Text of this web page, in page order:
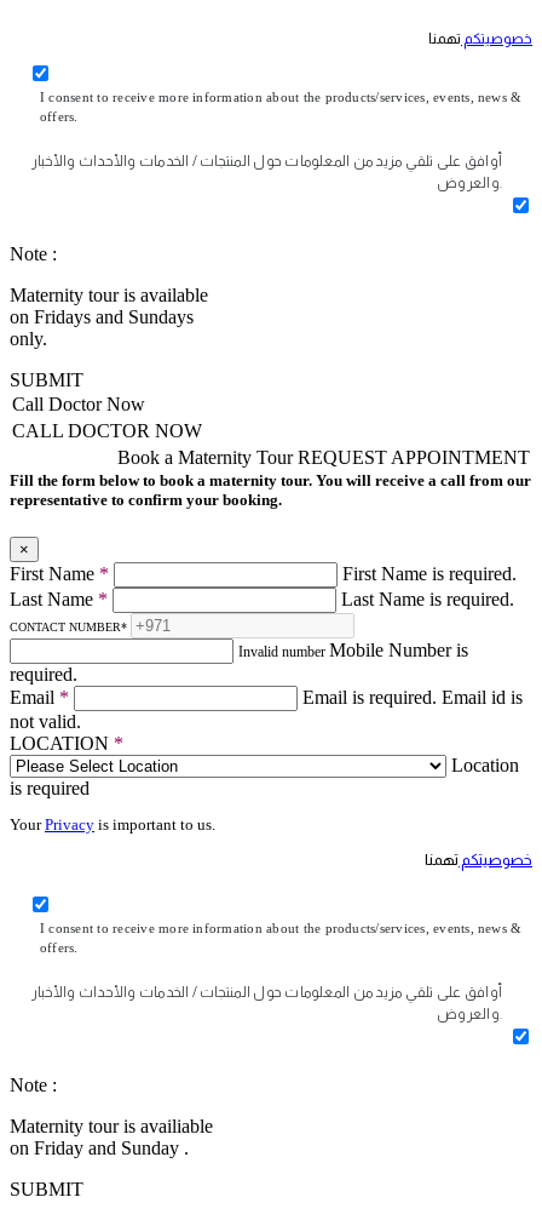
خصوصيتكم تهمنا
I consent to receive more information about the products/services, events, news &
offers.
أوافق على تلقي مزيد من المعلومات حول المنتجات / الخدمات والأحداث والأخبار
والعروض.
Note :
Maternity tour is available
on Fridays and Sundays
only.
SUBMIT
Call Doctor Now
CALL DOCTOR NOW
REQUEST APPOINTMENT
Book a Maternity Tour
Fill the form below to book a maternity tour. You will receive a call from our
representative to confirm your booking.
×
First Name *
First Name is required.
Last Name * Last Name is required.
CONTACT NUMBER*
Invalid number Mobile Number is
required.
Email * Email is required. Email id is
not valid.
LOCATION *
Location
is required
YourPrivacy is important to us.
خصوصيتكم تهمنا
I consent to receive more information about the products/services, events, news &
offers.
أوافق على تلقي مزيد من المعلومات حول المنتجات / الخدمات والأحداث والأخبار
والعروض.
Note :
Maternity tour is availiable
on Friday and Sunday .
SUBMIT